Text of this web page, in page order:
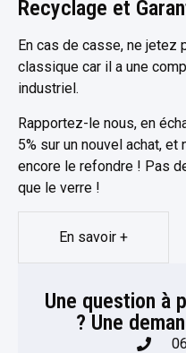
Recyclage et
En cas de casse, ne jetez
classique car il a une
industriel.
Rapportez-le nous, en
5% sur un nouvel achat,
encore le refondre ! Pas
que le verre !
En savoir +
Une question à
? Une